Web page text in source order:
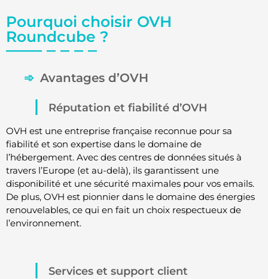
Pourquoi choisir OVH
Roundcube ?
Avantages d’OVH
Réputation et fiabilité d’OVH
OVH est une entreprise française reconnue pour sa
fiabilité et son expertise dans le domaine de
l’hébergement. Avec des centres de données situés à
travers l’Europe (et au-delà), ils garantissent une
disponibilité et une sécurité maximales pour vos emails.
De plus, OVH est pionnier dans le domaine des énergies
renouvelables, ce qui en fait un choix respectueux de
l’environnement.
Services et support client